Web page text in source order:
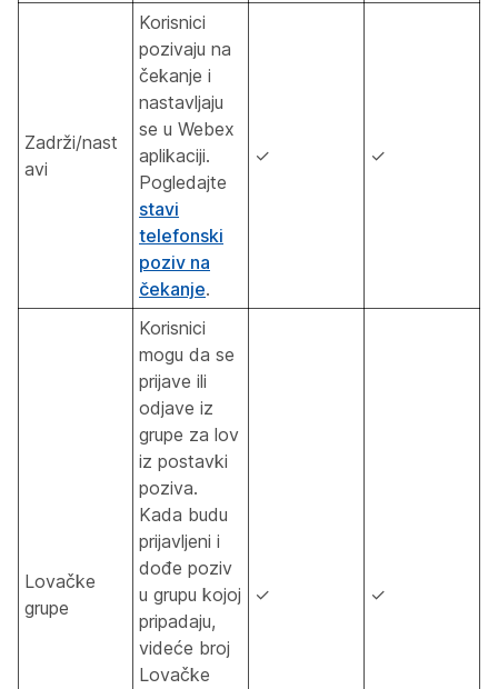
Zadrži/nast
avi
Korisnici
pozivaju na
čekanje i
nastavljaju
se u Webex
aplikaciji.
Pogledajte
stavi
telefonski
poziv na
čekanje.
✓ ✓
Lovačke
grupe
Korisnici
mogu da se
prijave ili
odjave iz
grupe za lov
iz postavki
poziva.
Kada budu
prijavljeni i
dođe poziv
u grupu kojoj
pripadaju,
videće broj
Lovačke
✓ ✓